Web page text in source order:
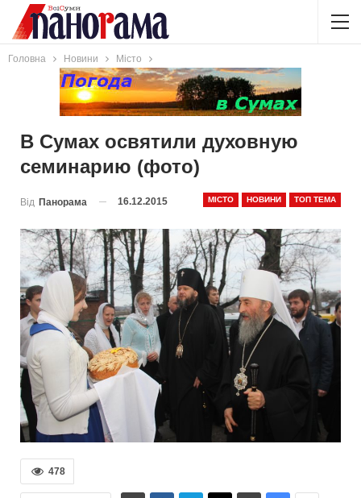
Головна Новини Місто
В Сумах освятили духовную
семинарию (фото)
МІСТО НОВИНИ ТОП ТЕМА
Від Панорама 16.12.2015
478